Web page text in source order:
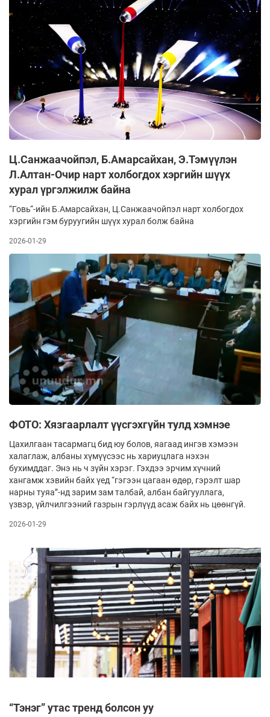
Ц.Санжаачойпэл, Б.Амарсайхан, Э.Тэмүүлэн
Л.Алтан-Очир нарт холбогдох хэргийн шүүх
хурал үргэлжилж байна
“Говь“-ийн Б.Амарсайхан, Ц.Санжаачойпэл нарт холбогдох
хэргийн гэм буруугийн шүүх хурал болж байна
2026-01-29
ФОТО: Хязгаарлалт үүсгэхгүйн тулд хэмнэе
Цахилгаан тасармагц бид юу болов, яагаад ингэв хэмээн
халаглаж, албаны хүмүүсээс нь хариуцлага нэхэн
бухимддаг. Энэ нь ч зүйн хэрэг. Гэхдээ эрчим хүчний
хангамж хэвийн байх үед “гэгээн цагаан өдөр, гэрэлт шар
нарны туяа”-нд зарим зам талбай, албан байгууллага,
үзвэр, үйлчилгээний газрын гэрлүүд асаж байх нь цөөнгүй.
2026-01-29
“Тэнэг” утас тренд болсон уу